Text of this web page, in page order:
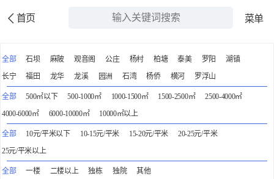
首页 菜单
全部 石坝 麻陂 观音阁 公庄 杨村 柏塘 泰美 罗阳
湖镇
长宁
福田 龙华 龙溪 园洲 石湾 杨侨 横河 罗浮山
全部 500㎡以下 500-1000㎡ 1000-1500㎡ 1500-2500㎡
2500-4000㎡
4000-6000㎡
6000-10000㎡ 10000㎡以上
全部 10元/平米以下 10-15元/平米 15-20元/平米
20-25元/平米
25元/平米以上
全部 一楼 二楼以上 独栋 独院 其他